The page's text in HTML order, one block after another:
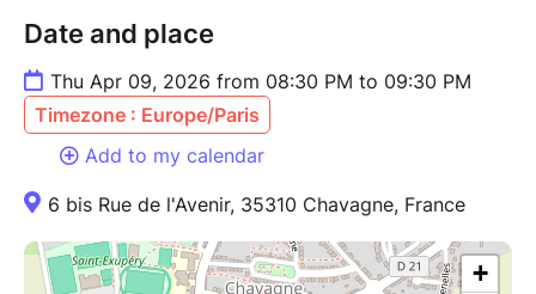
Date and place
Thu Apr 09, 2026 from 08:30 PM to 09:30 PM
Timezone : Europe/Paris
Add to my calendar
6 bis Rue de l'Avenir, 35310 Chavagne, France
+